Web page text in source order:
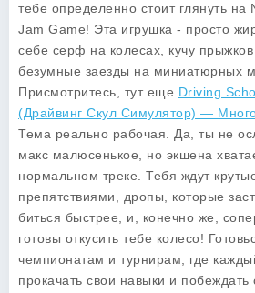
тебе определенно стоит глянуть на
Jam Game! Эта игрушка - просто
себе серф на колесах, кучу
безумные заезды на миниатюрных
Присмотритесь, тут еще Driving
(Драйвинг Скул Симулятор) —
Тема реально рабочая. Да, ты не
макс малюсенькое, но экшена
нормальном треке. Тебя ждут
препятствиями, дропы, которые
биться быстрее, и, конечно же,
готовы откусить тебе колесо!
чемпионатам и турнирам, где
прокачать свои навыки и